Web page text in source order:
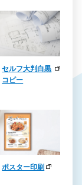
セルフ大判白黒
コピー
ポスター印刷